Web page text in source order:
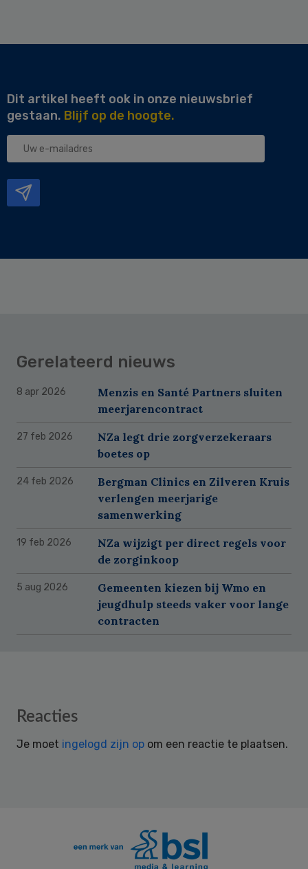
Dit artikel heeft ook in onze nieuwsbrief
gestaan. Blijf op de hoogte.
Uw
Gerelateerd nieuws
8 apr 2026
Menzis en Santé Partners sluiten
meerjarencontract
27 feb 2026
NZa legt drie zorgverzekeraars
boetes op
24 feb 2026
Bergman Clinics en Zilveren Kruis
verlengen meerjarige
samenwerking
19 feb 2026
NZa wijzigt per direct regels voor
de zorginkoop
5 aug 2026
Gemeenten kiezen bij Wmo en
jeugdhulp steeds vaker voor lange
contracten
Reader
Reacties
Je moet ingelogd zijn op om een reactie te plaatsen.